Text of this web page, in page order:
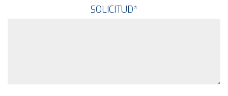
SOLICITUD*